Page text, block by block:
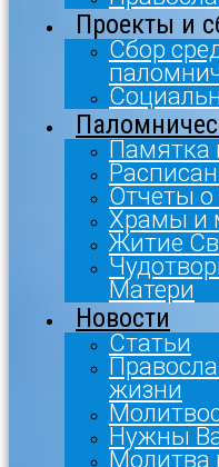
Проекты и
Сбор
Памятка
Отчеты о
Храмы и
Житие
Матери
Новости
Статьи
жизни
Нужны
Молитва